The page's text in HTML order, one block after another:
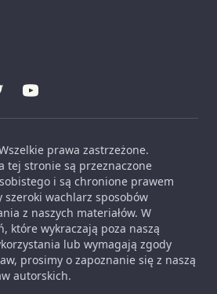
prawa zastrzeżone.
tej stronie są przeznaczone
i są chronione prawem
wachlarz sposobów
z naszych materiałów. W
które wykraczają poza naszą
lub wymagają zgody
prosimy o zapoznanie się z naszą
autorskich.